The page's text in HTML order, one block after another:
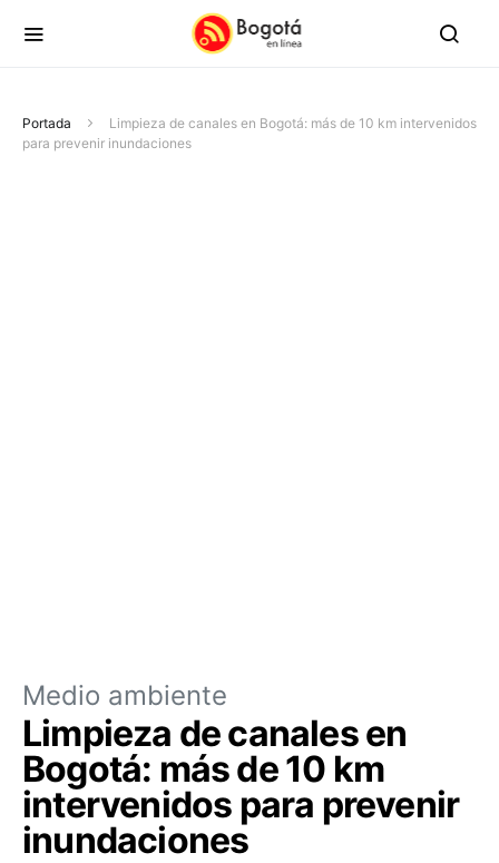
Portada
Limpieza de canales en Bogotá: más de 10 km intervenidos
para prevenir inundaciones
Medio ambiente
Limpieza de canales en
Bogotá: más de 10 km
intervenidos para prevenir
inundaciones